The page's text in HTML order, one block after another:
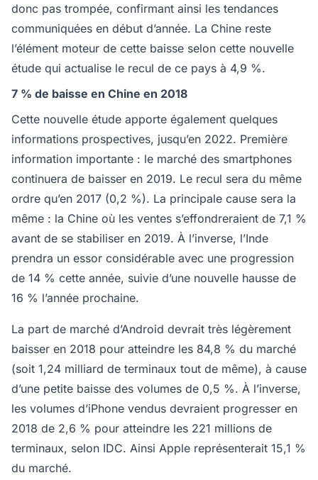
donc pas trompée, confirmant ainsi les tendances
communiquées en début d’année. La Chine reste
l’élément moteur de cette baisse selon cette nouvelle
étude qui actualise le recul de ce pays à 4,9 %.
7 % de baisse en Chine en 2018
Cette nouvelle étude apporte également quelques
informations prospectives, jusqu’en 2022. Première
information importante : le marché des smartphones
continuera de baisser en 2019. Le recul sera du même
ordre qu’en 2017 (0,2 %). La principale cause sera la
même : la Chine où les ventes s’effondreraient de 7,1 %
avant de se stabiliser en 2019. À l’inverse, l’Inde
prendra un essor considérable avec une progression
de 14 % cette année, suivie d’une nouvelle hausse de
16 % l’année prochaine.
La part de marché d’Android devrait très légèrement
baisser en 2018 pour atteindre les 84,8 % du marché
(soit 1,24 milliard de terminaux tout de même), à cause
d’une petite baisse des volumes de 0,5 %. À l’inverse,
les volumes d’iPhone vendus devraient progresser en
2018 de 2,6 % pour atteindre les 221 millions de
terminaux, selon IDC. Ainsi Apple représenterait 15,1 %
du marché.